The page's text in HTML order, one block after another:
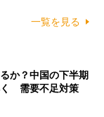
一覧を見る
か？中国の下半期
く 需要不足対策